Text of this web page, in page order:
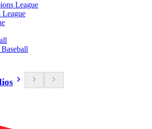
League